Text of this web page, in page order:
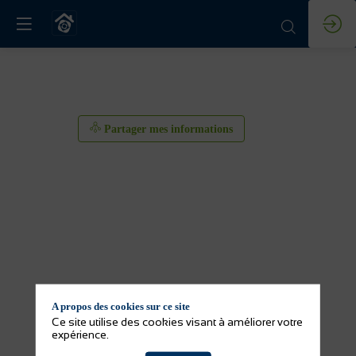
Partager mes informations
Partager mes informations
A propos des cookies sur ce site
Ce site utilise des cookies visant à améliorer votre
expérience.